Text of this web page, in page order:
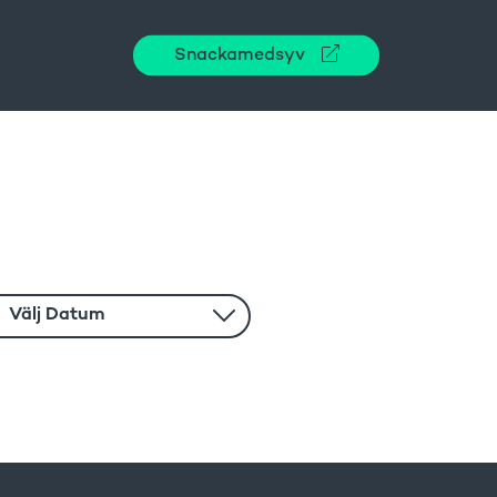
Snackamedsyv
Välj Datum